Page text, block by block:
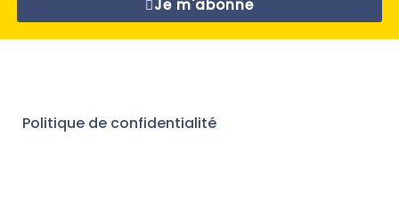
Je m'abonne
Politique de confidentialité